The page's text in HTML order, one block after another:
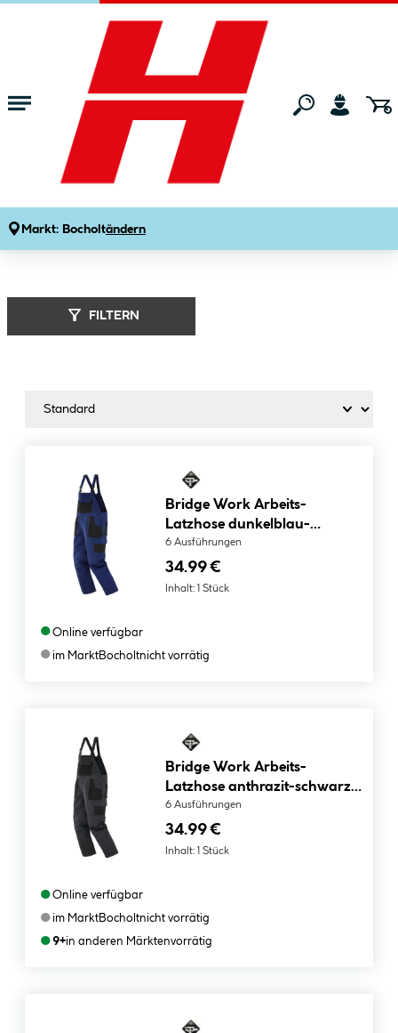
Zum Hauptinhalt springen
Markt: Bocholtändern
Marken Bridge Work
Bridge Work (10
FILTERN
Bridge Work Arbeits-
Latzhose dunkelblau-
schwarz Größe 58
6 Ausführungen
34.99 €
Inhalt: 1 Stück
●Online verfügbar
●im MarktBocholtnicht vorrätig
Bridge Work Arbeits-
Latzhose anthrazit-schwarz
Größe 50
6 Ausführungen
34.99 €
Inhalt: 1 Stück
●Online verfügbar
●im MarktBocholtnicht vorrätig
●9+in anderen Märktenvorrätig